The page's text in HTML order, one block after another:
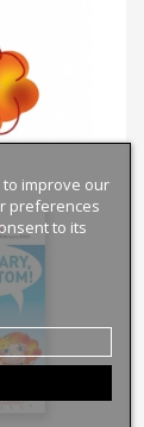
improve our
preferences
to its